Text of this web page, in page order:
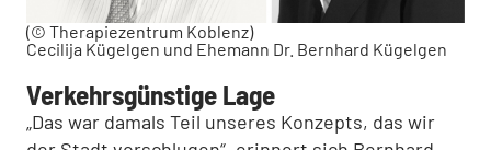
(© Therapiezentrum Koblenz)
Cecilija Kügelgen und Ehemann Dr. Bernhard Kügelgen
Verkehrsgünstige Lage
„Das war damals Teil unseres Konzepts, das wir